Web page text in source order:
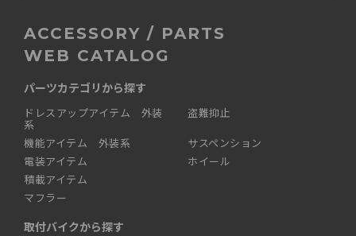
ACCESSORY / PARTS
WEB CATALOG
パーツカテゴリから探す
ドレスアップアイテム 外装
系
機能アイテム 外装系
電装アイテム
積載アイテム
マフラー
盗難抑止
サスペンション
ホイール
取付バイクから探す